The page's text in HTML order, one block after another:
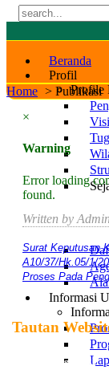
Beranda
Profil
Profile
Informasi
Home > Publikasi
×
Warning
Error loading
found.
Written by
Surat Keputusan
A10/37/Hk.05/1/
Proses Pada
Tautan
Mahkamah Agung RI